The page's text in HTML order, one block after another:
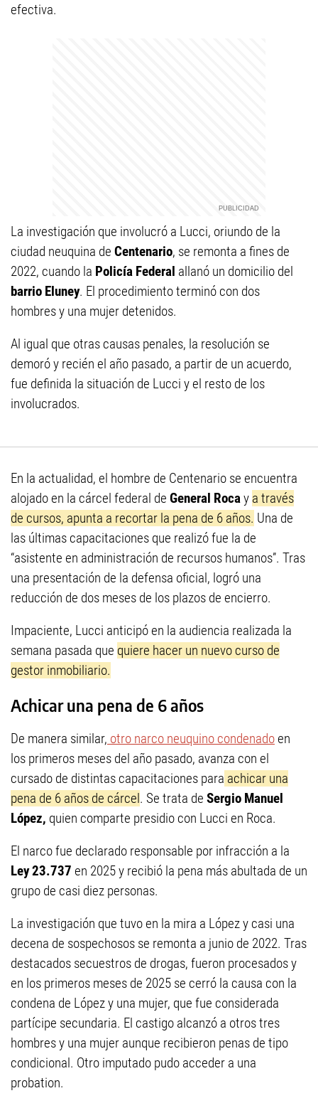
efectiva.
La investigación que involucró a Lucci, oriundo de la
ciudad neuquina de Centenario, se remonta a fines de
2022, cuando la Policía Federal allanó un domicilio del
barrio Eluney. El procedimiento terminó con dos
hombres y una mujer detenidos.
Al igual que otras causas penales, la resolución se
demoró y recién el año pasado, a partir de un acuerdo,
fue definida la situación de Lucci y el resto de los
involucrados.
En la actualidad, el hombre de Centenario se encuentra
alojado en la cárcel federal de General Rocay a través
de cursos, apunta a recortar la pena de 6 años. Una de
las últimas capacitaciones que realizó fue la de
“asistente en administración de recursos humanos”. Tras
una presentación de la defensa oficial, logró una
reducción de dos meses de los plazos de encierro.
Impaciente, Lucci anticipó en la audiencia realizada la
semana pasada que quiere hacer un nuevo curso de
gestor inmobiliario.
Achicar una pena de 6 años
De manera similar, otro narco neuquino condenadoen
los primeros meses del año pasado, avanza con el
cursado de distintas capacitaciones para achicar una
pena de 6 años de cárcel. Se trata de Sergio Manuel
López, quien comparte presidio con Lucci en Roca.
El narco fue declarado responsable por infracción a la
Ley 23.737 en 2025 y recibió la pena más abultada de un
grupo de casi diez personas.
La investigación que tuvo en la mira a López y casi una
decena de sospechosos se remonta a junio de 2022. Tras
destacados secuestros de drogas, fueron procesados y
en los primeros meses de 2025 se cerró la causa con la
condena de López y una mujer, que fue considerada
partícipe secundaria. El castigo alcanzó a otros tres
hombres y una mujer aunque recibieron penas de tipo
condicional. Otro imputado pudo acceder a una
probation.